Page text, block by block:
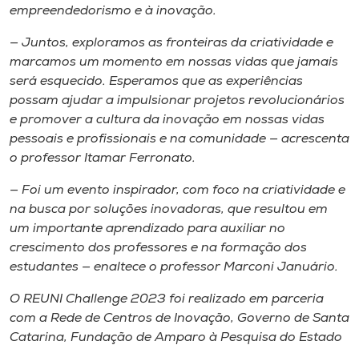
empreendedorismo e à inovação.
— Juntos, exploramos as fronteiras da criatividade e
marcamos um momento em nossas vidas que jamais
será esquecido. Esperamos que as experiências
possam ajudar a impulsionar projetos revolucionários
e promover a cultura da inovação em nossas vidas
pessoais e profissionais e na comunidade — acrescenta
o professor Itamar Ferronato.
— Foi um evento inspirador, com foco na criatividade e
na busca por soluções inovadoras, que resultou em
um importante aprendizado para auxiliar no
crescimento dos professores e na formação dos
estudantes — enaltece o professor Marconi Januário.
O REUNI Challenge 2023 foi realizado em parceria
com a Rede de Centros de Inovação, Governo de Santa
Catarina, Fundação de Amparo à Pesquisa do Estado